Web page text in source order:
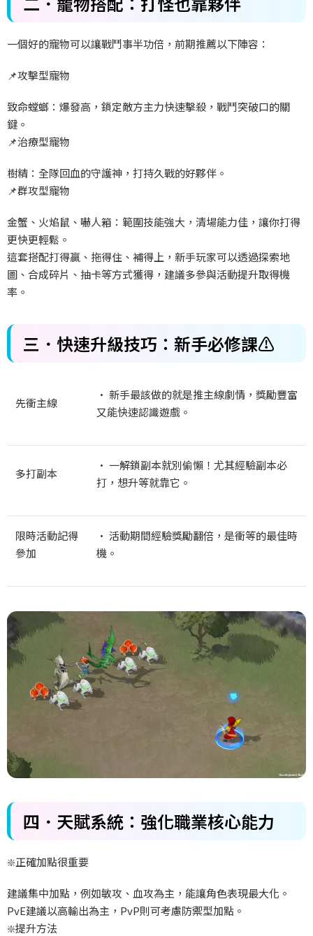
一個好的寵物可以讓戰鬥事半功倍，前期推薦以下陣容：
📌攻擊型寵物
致命螳螂：爆發高，鎖定敵方主力快速擊殺，戰鬥突破口的關
鍵。
📌治療型寵物
樹精：全隊回血的守護神，打持久戰的好夥伴。
📌群攻型寵物
金蟹、火焰鼠、嚇人箱：範圍技能強大，清場能力佳，讓你打得
更快更輕鬆。
這套搭配打得贏、拖得住、補得上，新手玩家可以透過探索地
圖、合成碎片、抽卡等方式獲得，建議多參與活動提升取得機
率。
三．快速升級技巧：新手必修課⚠️
先衝主線
• 新手最該做的就是推主線劇情，獎勵豐富
又能快速認識遊戲。
多打副本
• 一解鎖副本就別偷懶！尤其經驗副本必
打，想升等就靠它。
限時活動記得
參加
• 活動期間經驗獎勵翻倍，是衝等的最佳時
機。
四．天賦系統：強化職業核心能力
❇️正確加點很重要
建議集中加點，例如敏攻、血攻為主，能讓角色表現最大化。
PvE建議以高輸出為主，PvP則可考慮防禦型加點。
❇️提升方法